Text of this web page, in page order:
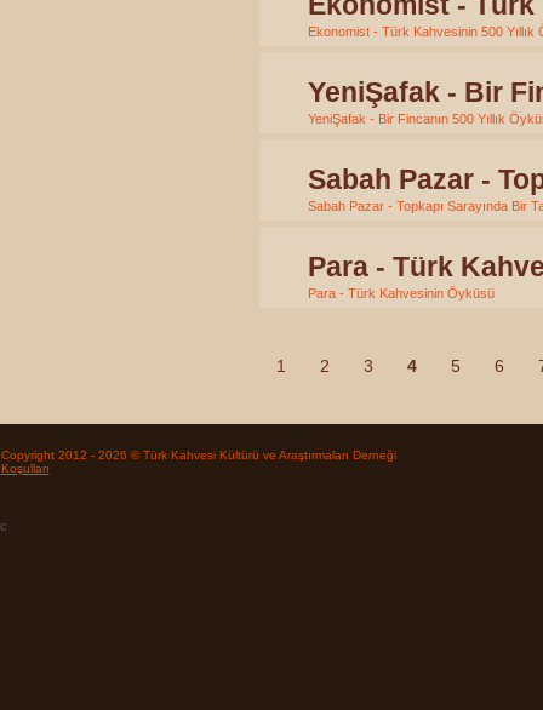
Ekonomist - Türk Kahvesinin 500 Yıllık
YeniŞafak - Bir
YeniŞafak - Bir Fincanın 500 Yıllık
Sabah Pazar -
Sabah Pazar - Topkapı Sarayında Bir
Para - Türk
Para - Türk Kahvesinin Öyküsü
1 2 3 4 5 6
Copyright 2012 - 2026 © Türk Kahvesi Kültürü ve Araştırmaları Derneği
Koşulları
c